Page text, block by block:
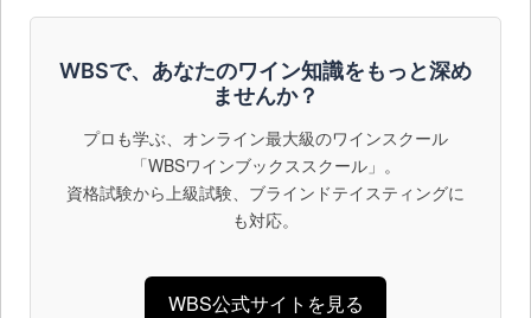
WBSで、あなたのワイン知識をもっと深め
ませんか？
プロも学ぶ、オンライン最大級のワインスクール
「WBSワインブックススクール」。
資格試験から上級試験、ブラインドテイスティングに
も対応。
WBS公式サイトを見る